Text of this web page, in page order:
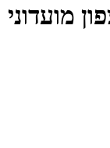
מועדוני